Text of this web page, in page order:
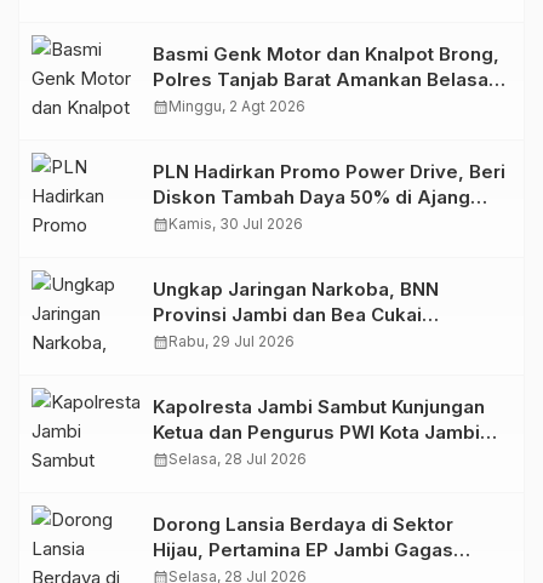
Basmi Genk Motor dan Knalpot Brong,
Polres Tanjab Barat Amankan Belasan
Kendaraan
calendar_monthMinggu, 2 Agt 2026
PLN Hadirkan Promo Power Drive, Beri
Diskon Tambah Daya 50% di Ajang
GIIAS 2026
calendar_monthKamis, 30 Jul 2026
Ungkap Jaringan Narkoba, BNN
Provinsi Jambi dan Bea Cukai
Amankan Sembilan Pelaku beserta
calendar_monthRabu, 29 Jul 2026
Kapolresta Jambi Sambut Kunjungan
Ketua dan Pengurus PWI Kota Jambi
Perkuat Sinergi dan Kolaborasi
calendar_monthSelasa, 28 Jul 2026
Dorong Lansia Berdaya di Sektor
Hijau, Pertamina EP Jambi Gagas
Lansiapreneur Batik Eco-Print
calendar_monthSelasa, 28 Jul 2026